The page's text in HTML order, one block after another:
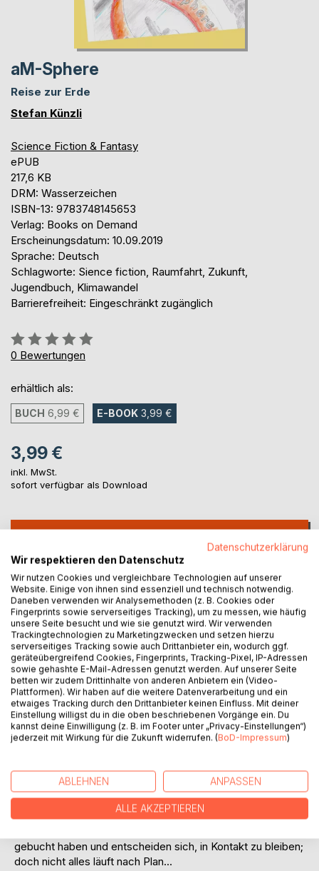
aM-Sphere
Reise zur Erde
Stefan Künzli
Science Fiction & Fantasy
ePUB
217,6 KB
DRM: Wasserzeichen
ISBN-13: 9783748145653
Verlag: Books on Demand
Erscheinungsdatum: 10.09.2019
Sprache: Deutsch
Schlagworte: Sience fiction, Raumfahrt, Zukunft,
Jugendbuch, Klimawandel
Barrierefreiheit: Eingeschränkt zugänglich
Bewertung::
0%
0 Bewertungen
erhältlich als:
BUCH 6,99 € E-BOOK 3,99 €
3,99 €
inkl. MwSt.
sofort verfügbar als Download
Auf die Merkliste
Titel bewerten
BESCHREIBUNG
Chris Brunner ist ein junger Mann (Anfang zwanzig)
entscheidet sich, das harte Training über sich ergehen zu
lassen, welches ihm ermöglicht, per aM-Sphere zur Erde,
dem Heimatplaneten seiner Eltern, zu reisen.
Auf dem Flug lernt er eine junge Frau namens Michelle
gebucht haben und entscheiden sich, in Kontakt zu bleiben;
doch nicht alles läuft nach Plan...
Datenschutzerklärung
Wir respektieren den Datenschutz
Wir nutzen Cookies und vergleichbare Technologien auf unserer
Website. Einige von ihnen sind essenziell und technisch notwendig.
Daneben verwenden wir Analysemethoden (z. B. Cookies oder
Fingerprints sowie serverseitiges Tracking), um zu messen, wie häufig
unsere Seite besucht und wie sie genutzt wird. Wir verwenden
Trackingtechnologien zu Marketingzwecken und setzen hierzu
serverseitiges Tracking sowie auch Drittanbieter ein, wodurch ggf.
geräteübergreifend Cookies, Fingerprints, Tracking-Pixel, IP-Adressen
sowie gehashte E-Mail-Adressen genutzt werden. Auf unserer Seite
betten wir zudem Drittinhalte von anderen Anbietern ein (Video-
Plattformen). Wir haben auf die weitere Datenverarbeitung und ein
etwaiges Tracking durch den Drittanbieter keinen Einfluss. Mit deiner
Einstellung willigst du in die oben beschriebenen Vorgänge ein. Du
kannst deine Einwilligung (z. B. im Footer unter „Privacy-Einstellungen“)
jederzeit mit Wirkung für die Zukunft widerrufen. (BoD-Impressum)
ABLEHNEN ANPASSEN
ALLE AKZEPTIEREN